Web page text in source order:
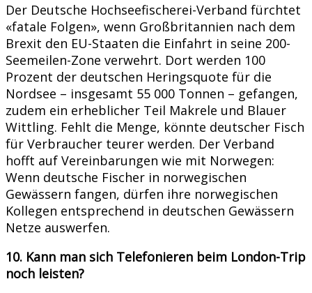
Der Deutsche Hochseefischerei-Verband fürchtet
«fatale Folgen», wenn Großbritannien nach dem
Brexit den EU-Staaten die Einfahrt in seine 200-
Seemeilen-Zone verwehrt. Dort werden 100
Prozent der deutschen Heringsquote für die
Nordsee – insgesamt 55 000 Tonnen – gefangen,
zudem ein erheblicher Teil Makrele und Blauer
Wittling. Fehlt die Menge, könnte deutscher Fisch
für Verbraucher teurer werden. Der Verband
hofft auf Vereinbarungen wie mit Norwegen:
Wenn deutsche Fischer in norwegischen
Gewässern fangen, dürfen ihre norwegischen
Kollegen entsprechend in deutschen Gewässern
Netze auswerfen.
10. Kann man sich Telefonieren beim London-Trip
noch leisten?